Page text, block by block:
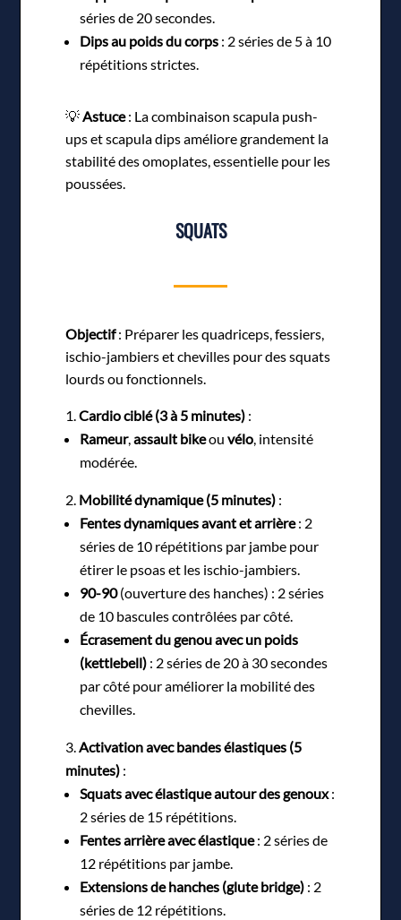
séries de 20 secondes.
Dips au poids du corps : 2 séries de 5 à 10
répétitions strictes.
💡 Astuce: La combinaison scapula push-
ups et scapula dips améliore grandement la
stabilité des omoplates, essentielle pour les
poussées.
SQUATS
Objectif: Préparer les quadriceps, fessiers,
ischio-jambiers et chevilles pour des squats
lourds ou fonctionnels.
Cardio ciblé (3 à 5 minutes) :
Rameur,assault bikeouvélo , intensité
modérée.
Mobilité dynamique (5 minutes) :
Fentes dynamiques avant et arrière: 2
séries de 10 répétitions par jambe pour
étirer le psoas et les ischio-jambiers.
90-90(ouverture des hanches) : 2 séries
de 10 bascules contrôlées par côté.
Écrasement du genou avec un poids
(kettlebell) : 2 séries de 20 à 30 secondes
par côté pour améliorer la mobilité des
chevilles.
Activation avec bandes élastiques (5
minutes) :
Squats avec élastique autour des genoux:
2 séries de 15 répétitions.
Fentes arrière avec élastique: 2 séries de
12 répétitions par jambe.
Extensions de hanches (glute bridge) : 2
séries de 12 répétitions.